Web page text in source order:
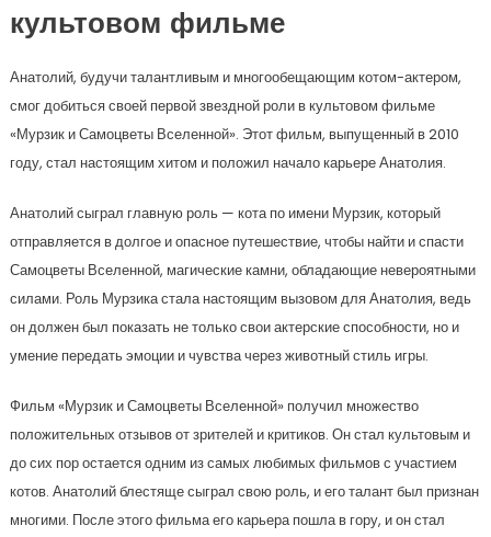
культовом фильме
Анатолий, будучи талантливым и многообещающим котом-актером,
смог добиться своей первой звездной роли в культовом фильме
«Мурзик и Самоцветы Вселенной». Этот фильм, выпущенный в 2010
году, стал настоящим хитом и положил начало карьере Анатолия.
Анатолий сыграл главную роль — кота по имени Мурзик, который
отправляется в долгое и опасное путешествие, чтобы найти и спасти
Самоцветы Вселенной, магические камни, обладающие невероятными
силами. Роль Мурзика стала настоящим вызовом для Анатолия, ведь
он должен был показать не только свои актерские способности, но и
умение передать эмоции и чувства через животный стиль игры.
Фильм «Мурзик и Самоцветы Вселенной» получил множество
положительных отзывов от зрителей и критиков. Он стал культовым и
до сих пор остается одним из самых любимых фильмов с участием
котов. Анатолий блестяще сыграл свою роль, и его талант был признан
многими. После этого фильма его карьера пошла в гору, и он стал